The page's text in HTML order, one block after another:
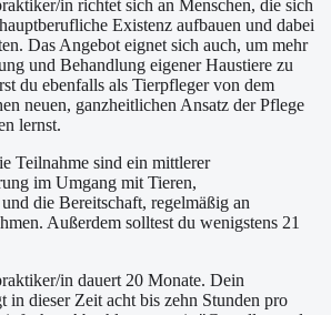
in richtet sich an Menschen, die sich
Existenz aufbauen und dabei
Das Angebot eignet sich auch, um mehr
und Behandlung eigener Haustiere zu
du ebenfalls als Tierpfleger von dem
neuen, ganzheitlichen Ansatz der Pflege
lernst.
Teilnahme sind ein mittlerer
im Umgang mit Tieren,
die Bereitschaft, regelmäßig an
Außerdem solltest du wenigstens 21
in dauert 20 Monate. Dein
in dieser Zeit acht bis zehn Stunden pro